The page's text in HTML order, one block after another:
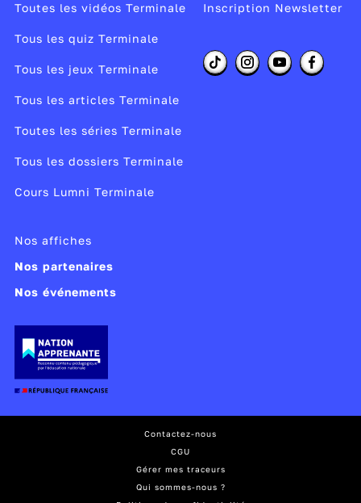
Toutes les vidéos Terminale
Tous les quiz Terminale
Tous les jeux Terminale
Tous les articles Terminale
Toutes les séries Terminale
Tous les dossiers Terminale
Cours Lumni Terminale
Inscription Newsletter
Nos affiches
Nos partenaires
Nos événements
Contactez-nous
CGU
Gérer mes traceurs
Qui sommes-nous ?